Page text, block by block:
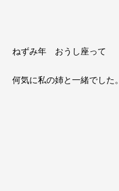
ねずみ年 おうし座って
何気に私の姉と一緒でした。